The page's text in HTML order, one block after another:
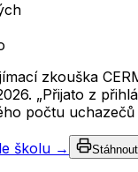
zkouška
. „Přijato z
počtu uchazečů
školu →